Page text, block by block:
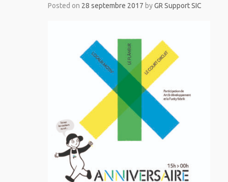
Posted on 28 septembre 2017 byGR Support SIC